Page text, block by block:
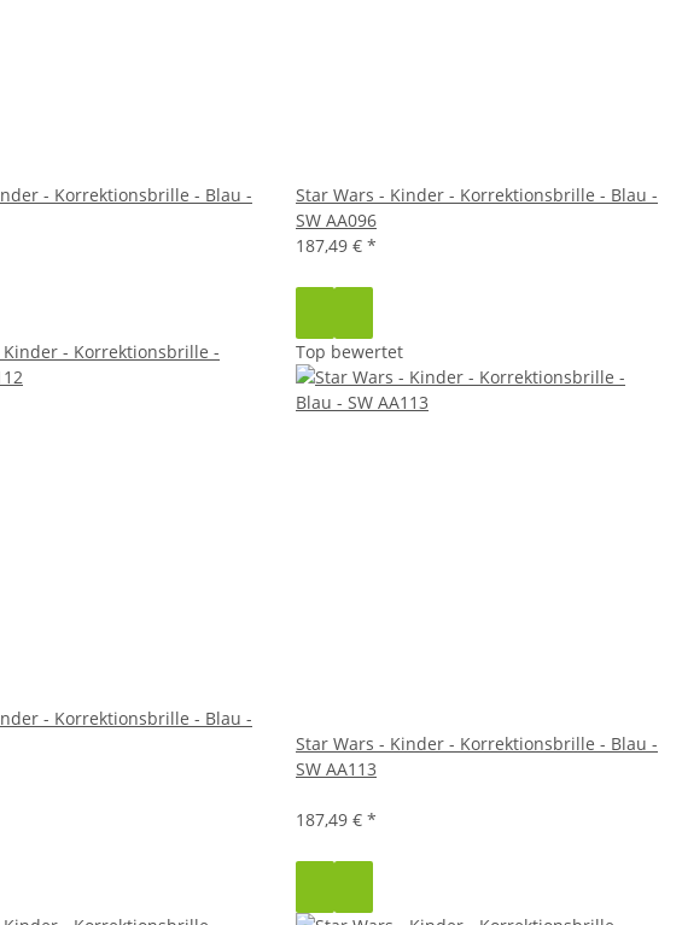
- Korrektionsbrille - Blau -
Star Wars - Kinder - Korrektionsbrille - Blau -
SW AA096
187,49 € *
- Korrektionsbrille - Blau -
Top bewertet
Star Wars - Kinder - Korrektionsbrille - Blau -
SW AA113
187,49 € *